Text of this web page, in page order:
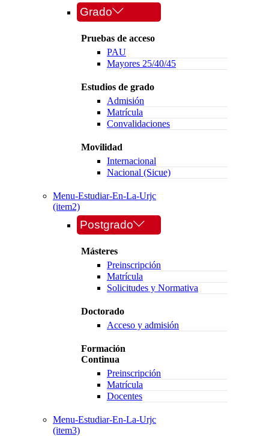
Grado
Pruebas de acceso
PAU
Mayores 25/40/45
Estudios de grado
Admisión
Matrícula
Convalidaciones
Movilidad
Internacional
Nacional (Sicue)
Menu-Estudiar-En-La-Urjc
(item2)
Postgrado
Másteres
Preinscripción
Matrícula
Solicitudes y Normativa
Doctorado
Acceso y admisión
Formación
Continua
Preinscripción
Matrícula
Docentes
Menu-Estudiar-En-La-Urjc
(item3)